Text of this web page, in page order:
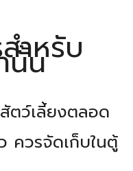
ำหรับ
นั้น
สัตว์เลี้ยงตลอด
ควรจัดเก็บในตู้